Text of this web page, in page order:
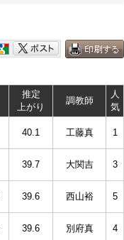
推定
上がり
調教師
人
気
40.1 工藤真 1
39.7 大関吉 3
39.6 西山裕 5
39.6 別府真 4